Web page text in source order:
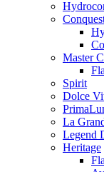
Master
Spirit
Dolce
La
Legend
Heritage